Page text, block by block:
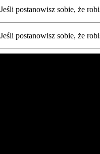
postanowisz sobie, że
postanowisz sobie, że